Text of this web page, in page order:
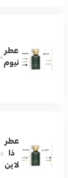
عطر
نيوم
عطر
ذا
لاين